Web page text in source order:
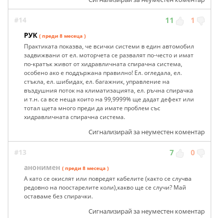
#14 11 1
РУК ( преди 8 месеца )
Практиката показва, че всички системи в един автомобил
задвижвани от ел. моторчета се развалят по-често и имат
по-кратък живот от хидравличната спирачна система,
особено ако е поддържана правилно! Ел. огледала, ел.
стъкла, ел. шибидах, ел. багажник, управление на
въздушния поток на климатизацията, ел. ръчна спирачка
и т.н. са все неща които на 99,9999% ще дадат дефект или
тотал щета много преди да имате проблем със
хидравличната спирачна система.
Сигнализирай за неуместен коментар
#13 7 0
анонимен ( преди 8 месеца )
А като се окислят или повредят кабелите (както се случва
редовно на поостарелите коли),какво ще се случи? Май
оставаме без спирачки.
Сигнализирай за неуместен коментар